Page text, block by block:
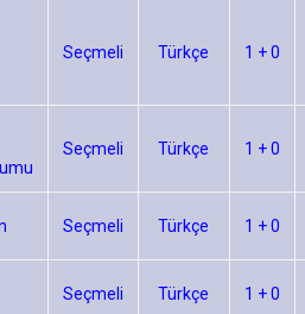
Seçmeli Türkçe 1 + 0
Seçmeli Türkçe 1 + 0
Seçmeli Türkçe 1 + 0
Seçmeli Türkçe 1 + 0